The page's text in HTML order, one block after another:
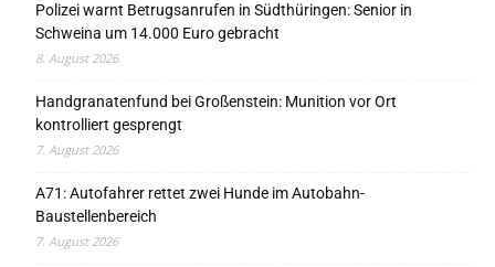
Polizei warnt Betrugsanrufen in Südthüringen: Senior in
Schweina um 14.000 Euro gebracht
8. August 2026
Handgranatenfund bei Großenstein: Munition vor Ort
kontrolliert gesprengt
7. August 2026
A71: Autofahrer rettet zwei Hunde im Autobahn-
Baustellenbereich
7. August 2026